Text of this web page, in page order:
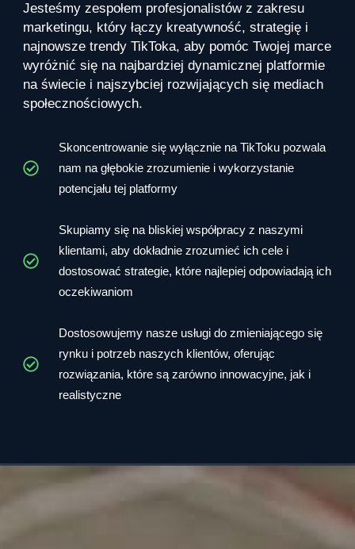
Jesteśmy zespołem profesjonalistów z zakresu
marketingu, który łączy kreatywność, strategię i
najnowsze trendy TikToka, aby pomóc Twojej marce
wyróżnić się na najbardziej dynamicznej platformie
na świecie i najszybciej rozwijających się mediach
społecznościowych.
Skoncentrowanie się wyłącznie na TikToku pozwala
nam na głębokie zrozumienie i wykorzystanie
potencjału tej platformy
Skupiamy się na bliskiej współpracy z naszymi
klientami, aby dokładnie zrozumieć ich cele i
dostosować strategie, które najlepiej odpowiadają ich
oczekiwaniom
Dostosowujemy nasze usługi do zmieniającego się
rynku i potrzeb naszych klientów, oferując
rozwiązania, które są zarówno innowacyjne, jak i
realistyczne